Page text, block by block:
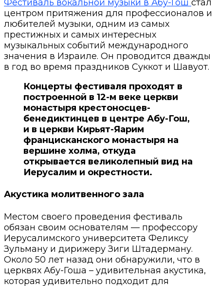
Фестиваль вокальной музыки в Абу-Гош стал
центром притяжения для профессионалов и
любителей музыки, одним из самых
престижных и самых интересных
музыкальных событий международного
значения в Израиле. Он проводится дважды
в год во время праздников Суккот и Шавуот.
Концерты фестиваля проходят в
построенной в 12-м веке церкви
монастыря крестоносцев-
бенедиктинцев в центре Абу-Гош,
и в церкви Кирьят-Яарим
францисканского монастыря на
вершине холма, откуда
открывается великолепный вид на
Иерусалим и окрестности.
Акустика молитвенного зала
Местом своего проведения фестиваль
обязан своим основателям — профессору
Иерусалимского университета Феликсу
Зульману и дирижеру Зиги Штадерману.
Около 50 лет назад они обнаружили, что в
церквях Абу-Гоша – удивительная акустика,
которая удивительно подходит для